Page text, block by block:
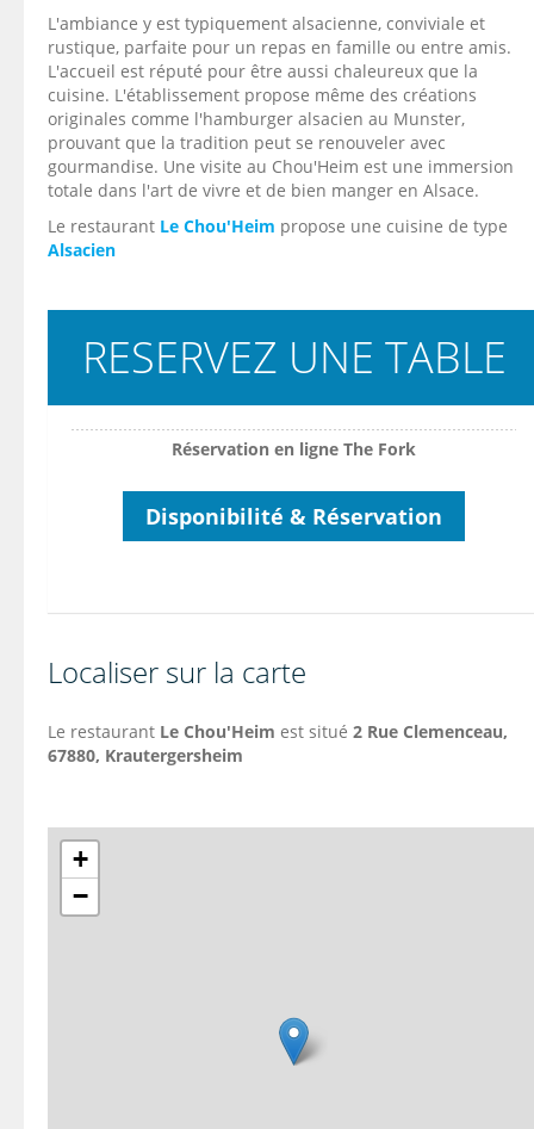
L'ambiance y est typiquement alsacienne, conviviale et
rustique, parfaite pour un repas en famille ou entre amis.
L'accueil est réputé pour être aussi chaleureux que la
cuisine. L'établissement propose même des créations
originales comme l'hamburger alsacien au Munster,
prouvant que la tradition peut se renouveler avec
gourmandise. Une visite au Chou'Heim est une immersion
totale dans l'art de vivre et de bien manger en Alsace.
Le restaurant Le Chou'Heim propose une cuisine de type
Alsacien
RESERVEZ UNE TABLE
Réservation en ligne The Fork
Disponibilité & Réservation
Localiser sur la carte
Le restaurant Le Chou'Heim est situé 2 Rue Clemenceau,
67880, Krautergersheim
+
−